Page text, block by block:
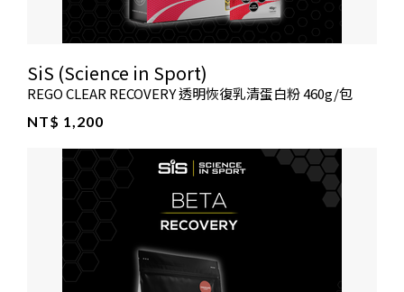
SiS (Science in Sport)
REGO CLEAR RECOVERY 透明恢復乳清蛋白粉 460g/包
NT$ 1,200